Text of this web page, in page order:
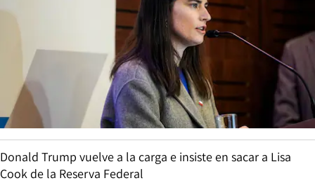
Donald Trump vuelve a la carga e insiste en sacar a Lisa
Cook de la Reserva Federal